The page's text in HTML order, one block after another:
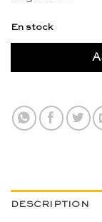
En stock
DESCRIPTION